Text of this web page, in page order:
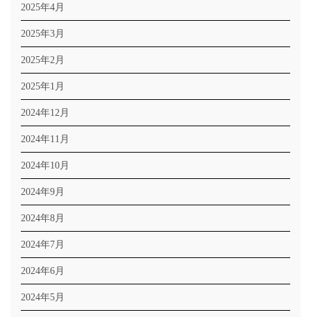
2025年4月
2025年3月
2025年2月
2025年1月
2024年12月
2024年11月
2024年10月
2024年9月
2024年8月
2024年7月
2024年6月
2024年5月